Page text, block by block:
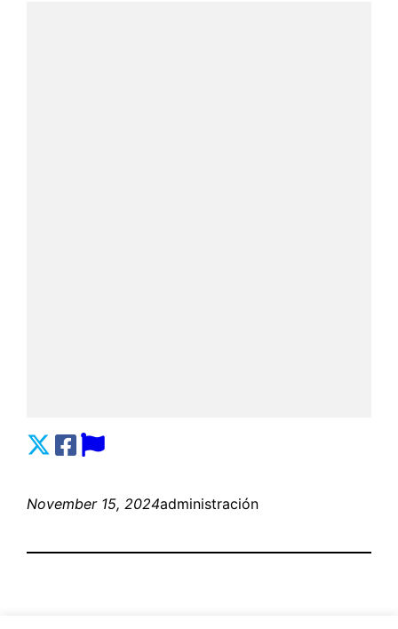
November 15, 2024administración